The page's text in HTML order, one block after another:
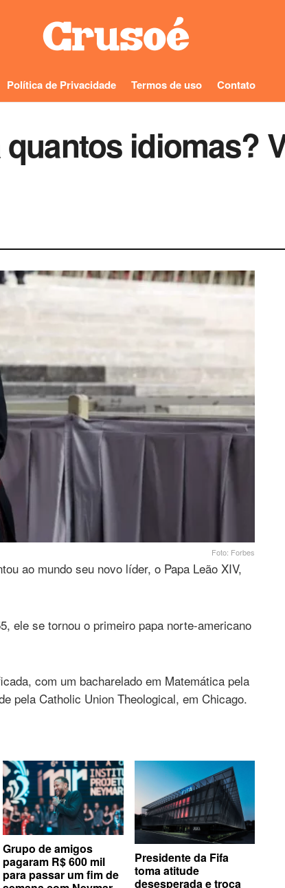
Política de Privacidade Termos de uso Contato
quantos idiomas?
Foto: Forbes
ao mundo seu novo líder, o Papa Leão XIV,
ele se tornou o primeiro papa norte-americano
com um bacharelado em Matemática pela
pela Catholic Union Theological, em Chicago.
Grupo de amigos
pagaram R$ 600 mil
para passar um fim de
Presidente da Fifa
toma atitude
desesperada e troca